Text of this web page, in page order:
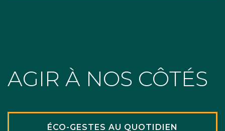
AGIR À NOS CÔTÉS
ÉCO-GESTES AU QUOTIDIEN